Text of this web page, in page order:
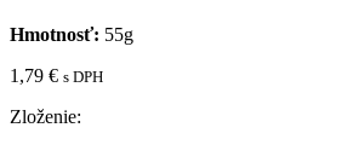
Hmotnosť: 55g
1,79 € s DPH
Zloženie: